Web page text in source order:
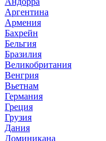
Аргентина
Армения
Бахрейн
Бельгия
Бразилия
Великобритания
Венгрия
Вьетнам
Германия
Греция
Грузия
Дания
Доминикана